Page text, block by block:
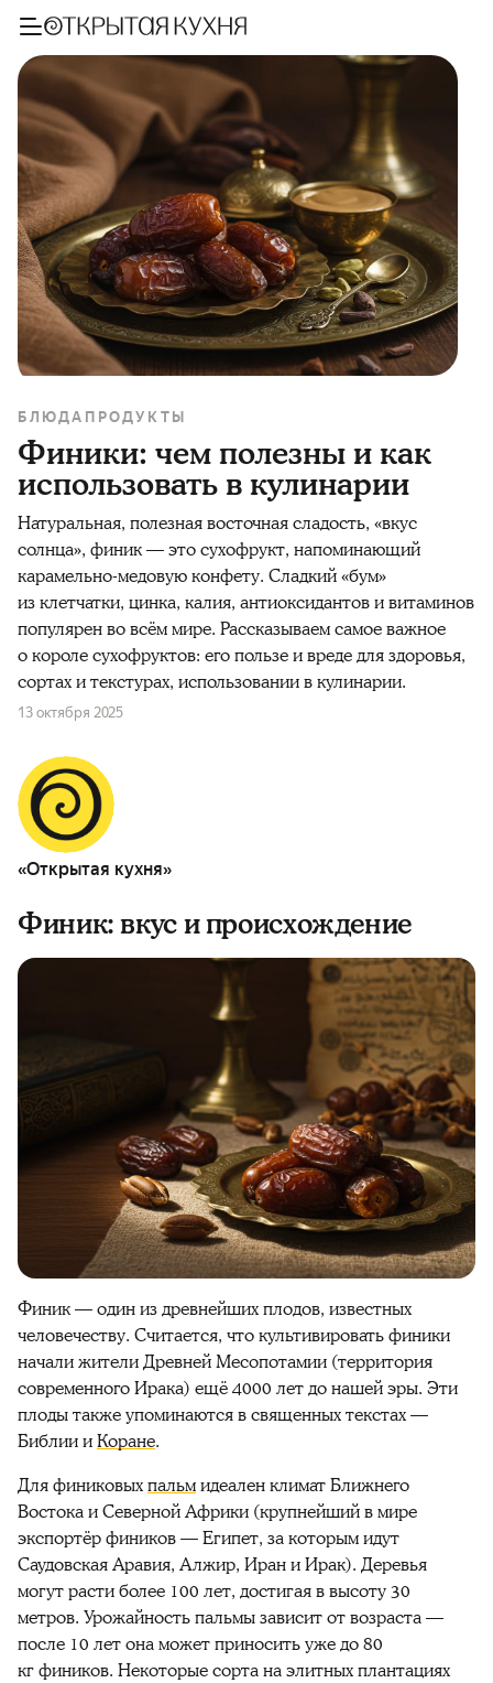
БЛЮДА ПРОДУКТЫ
Финики: чем полезны и как
использовать в кулинарии
Натуральная, полезная восточная сладость, «вкус
солнца», финик — это сухофрукт, напоминающий
карамельно-медовую конфету. Сладкий «бум»
из клетчатки, цинка, калия, антиоксидантов и витаминов
популярен во всём мире. Рассказываем самое важное
о короле сухофруктов: его пользе и вреде для здоровья,
сортах и текстурах, использовании в кулинарии.
13 октября 2025
«Открытая кухня»
Финик: вкус и происхождение
Финик— один из древнейшихплодов, известных
человечеству. Считается, что культивироватьфиники
начали жители Древней Месопотамии (территория
современного Ирака) ещё 4000 летдо нашей эры. Эти
плодытакже упоминаются в священных текстах —
Библии иКоране.
Дляфиниковыхпальмидеален климат Ближнего
Востока и Северной Африки (крупнейший в мире
экспортёрфиников— Египет, за которым идут
Саудовская Аравия, Алжир, Иран и Ирак). Деревья
могут расти более 100 лет, достигая в высоту 30
метров. Урожайность пальмызависитот возраста —
после 10 летона может приносить уже до 80
кгфиников. Некоторыесортана элитных плантациях